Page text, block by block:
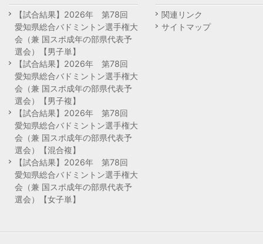
【試合結果】2026年 第78回
愛知県総合バドミントン選手権大
会（兼 国スポ成年の部県代表予
選会）【男子単】
【試合結果】2026年 第78回
愛知県総合バドミントン選手権大
会（兼 国スポ成年の部県代表予
選会）【男子複】
【試合結果】2026年 第78回
愛知県総合バドミントン選手権大
会（兼 国スポ成年の部県代表予
選会）【混合複】
【試合結果】2026年 第78回
愛知県総合バドミントン選手権大
会（兼 国スポ成年の部県代表予
選会）【女子単】
関連リンク
サイトマップ